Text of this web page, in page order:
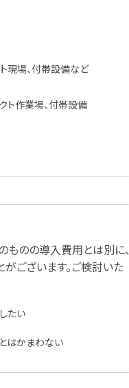
現場、付帯設備など
ト作業場、付帯設備
ものの導入費用とは別に、
ございます。ご検討いた
たい
はかまわない